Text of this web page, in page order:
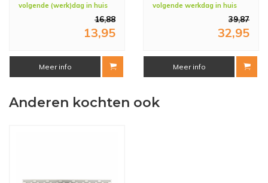
volgende (werk)dag in huis
16,88
13,95
Meer info
volgende werkdag in huis
39,87
32,95
Meer info
Anderen kochten ook